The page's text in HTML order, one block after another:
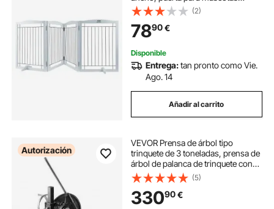
independiente, puerta para perros
plegable de 4 paneles para pasillos
anchos y estrechos, barrera para
perros expandible con soporte
silencioso para pies para interiores,
color blanco
(2)
7890€
Disponible
Entrega:tan pronto como Vie.
Ago. 14
Añadir al carrito
Autorización
VEVOR Prensa de árbol tipo
trinquete de 3 toneladas, prensa de
árbol de palanca de trinquete con
volante, altura máxima de 12,2",
prensa perforadora manual de
escritorio de hierro fundido
(5)
33090€